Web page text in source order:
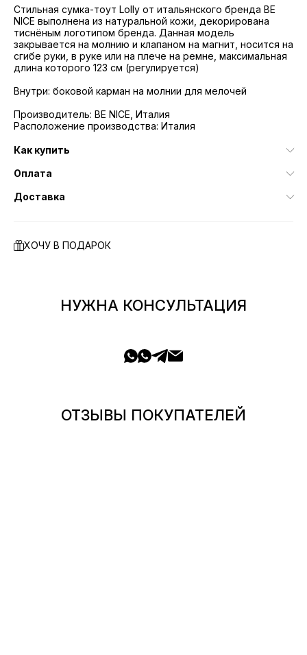
Стильная сумка-тоут Lolly от итальянского бренда BE
NICE выполнена из натуральной кожи, декорирована
тиснёным логотипом бренда. Данная модель
закрывается на молнию и клапаном на магнит, носится на
сгибе руки, в руке или на плече на ремне, максимальная
длина которого 123 см (регулируется)
Внутри: боковой карман на молнии для мелочей
Производитель: BE NICE, Италия
Расположение производства: Италия
Как купить
Оплата
Доставка
ХОЧУ В ПОДАРОК
НУЖНА КОНСУЛЬТАЦИЯ
ОТЗЫВЫ ПОКУПАТЕЛЕЙ